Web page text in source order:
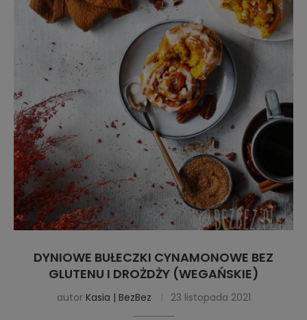
DYNIOWE BUŁECZKI CYNAMONOWE BEZ
GLUTENU I DROŻDŻY (WEGAŃSKIE)
autor Kasia | BezBez 23 listopada 2021